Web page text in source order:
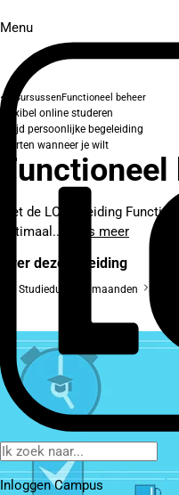
Menu
Inloggen Campus
CursussenFunctioneel beheer
Flexibel online studeren
Altijd persoonlijke begeleiding
Starten wanneer je wilt
Met de LOI-opleiding
optimaal...
Lees meer
Over deze opleiding
Studieduur: 10 maanden